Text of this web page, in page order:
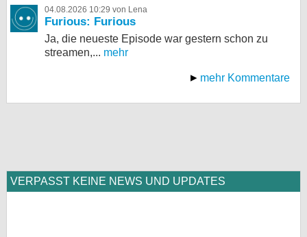
04.08.2026 10:29 von Lena
Furious: Furious
Ja, die neueste Episode war gestern schon zu
streamen,... mehr
mehr Kommentare
VERPASST KEINE NEWS UND UPDATES